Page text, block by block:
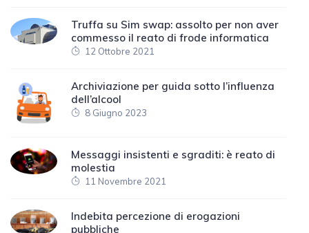
Truffa su Sim swap: assolto per non aver
commesso il reato di frode informatica
12 Ottobre 2021
Archiviazione per guida sotto l’influenza
dell’alcool
8 Giugno 2023
Messaggi insistenti e sgraditi: è reato di
molestia
11 Novembre 2021
Indebita percezione di erogazioni
pubbliche